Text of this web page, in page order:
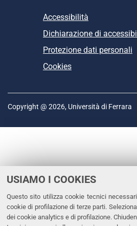
USIAMO I COOKIES
Questo sito utilizza cookie tecnici
cookie di profilazione di terze parti.
dei cookie analytics e di profilazione.
Accessibilità
Dichiarazione di
Protezione dati personali
Cookies
Copyright @ 2026, Università di Ferrara